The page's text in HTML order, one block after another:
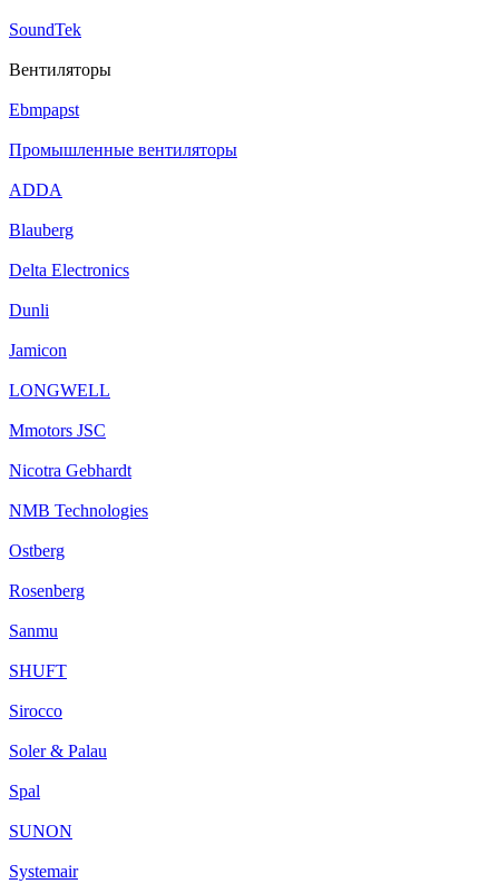
SoundTek
Вентиляторы
Ebmpapst
Промышленные вентиляторы
ADDA
Blauberg
Delta Electronics
Dunli
Jamicon
LONGWELL
Mmotors JSC
Nicotra Gebhardt
NMB Technologies
Ostberg
Rosenberg
Sanmu
SHUFT
Sirocco
Soler & Palau
Spal
SUNON
Systemair